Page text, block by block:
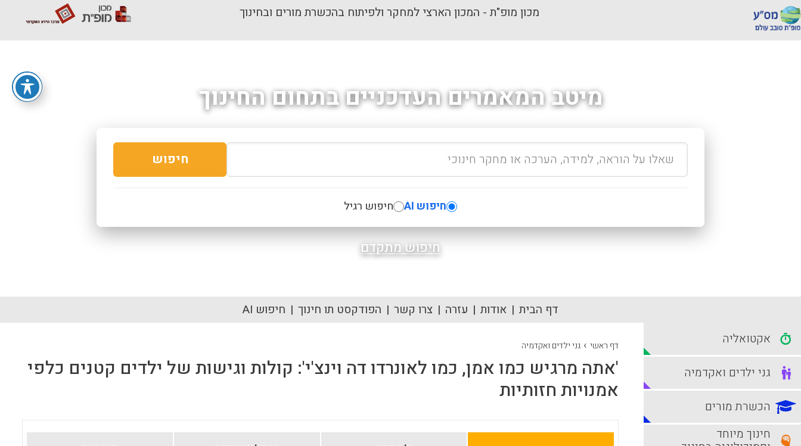
מכון מופ"ת - המכון הארצי למחקר ולפיתוח בהכשרת מורים ובחינוך
מיטב המאמרים העדכניים בתחום החינוך
חיפוש
חיפוש AI חיפוש רגיל
חיפוש מתקדם
דף הבית אודות עזרה צרו קשר הפודקסט תו חינוך חיפוש AI
דף ראשי › גני ילדים ואקדמיה
'אתה מרגיש כמו אמן, כמו לאונרדו דה וינצ'י': קולות וגישות של ילדים קטנים כלפי
אמנויות חזותיות
אקטואליה
גני ילדים ואקדמיה
הכשרת מורים
חינוך מיוחד